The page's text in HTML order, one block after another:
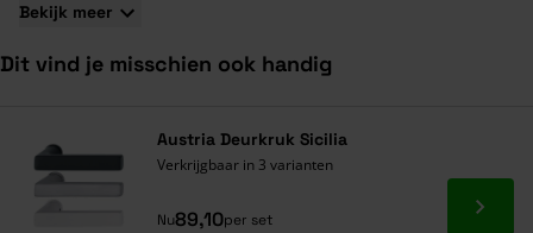
Bekijk meer
Dit vind je misschien ook handig
Austria Deurkruk Sicilia
Verkrijgbaar in 3 varianten
Nu89,10per set Ga